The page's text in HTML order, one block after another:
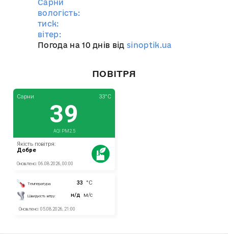
Сарни
вологість:
тиск:
вітер:
Погода на 10 днів відsinoptik.ua
ПОВІТРЯ